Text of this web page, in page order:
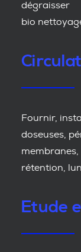
dégraisser
bio
Fournir,
doseuses,
membranes,
rétention,
Etude